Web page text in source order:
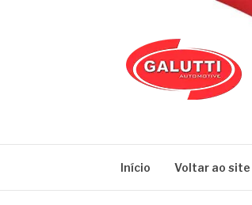
Início Voltar ao site